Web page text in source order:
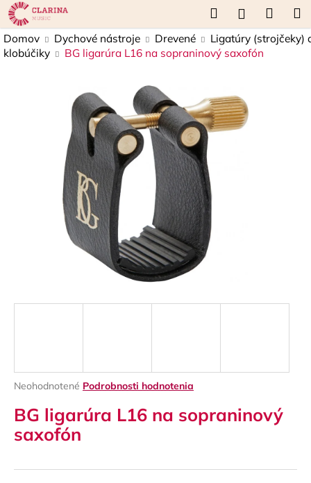
Prejsť
na
obsah
Hľadať
košík
Domov Dychové nástroje Drevené
Ligatúry (strojčeky)
klobúčiky
BG ligarúra L16 na sopraninový saxofón
Priemerné
produktu
je
0,0
Neohodnotené Podrobnosti hodnotenia
BG ligarúra L16 na sopraninový
saxofón
K
o
š
Späť
Späť
n
ť
HĽADAŤ